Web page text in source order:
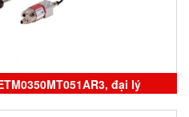
đại lý
vietnam